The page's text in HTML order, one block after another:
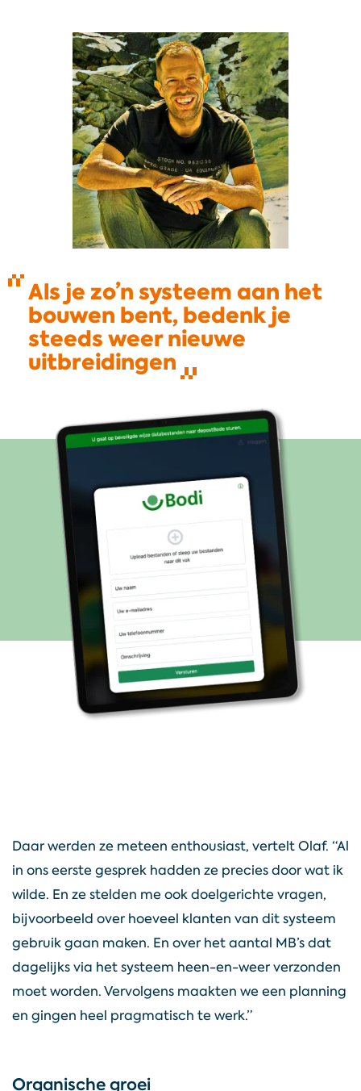
Als je zo’n systeem aan het
bouwen bent, bedenk je
steeds weer nieuwe
uitbreidingen
Daar werden ze meteen enthousiast, vertelt Olaf. “Al
in ons eerste gesprek hadden ze precies door wat ik
wilde. En ze stelden me ook doelgerichte vragen,
bijvoorbeeld over hoeveel klanten van dit systeem
gebruik gaan maken. En over het aantal MB’s dat
dagelijks via het systeem heen-en-weer verzonden
moet worden. Vervolgens maakten we een planning
en gingen heel pragmatisch te werk.”
Organische groei